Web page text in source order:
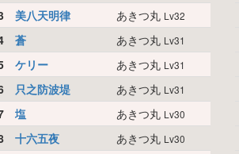
美八天明律 あきつ丸 Lv32
蒼 あきつ丸 Lv31
ケリー あきつ丸 Lv31
只之防波堤 あきつ丸 Lv31
塩 あきつ丸 Lv30
十六五夜 あきつ丸 Lv30